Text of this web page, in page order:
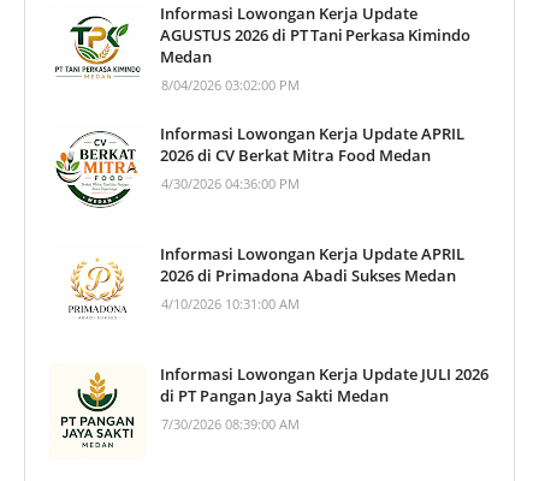
Informasi Lowongan Kerja Update
AGUSTUS 2026 di PT Tani Perkasa Kimindo
Medan
8/04/2026 03:02:00 PM
Informasi Lowongan Kerja Update APRIL
2026 di CV Berkat Mitra Food Medan
4/30/2026 04:36:00 PM
Informasi Lowongan Kerja Update APRIL
2026 di Primadona Abadi Sukses Medan
4/10/2026 10:31:00 AM
Informasi Lowongan Kerja Update JULI 2026
di PT Pangan Jaya Sakti Medan
7/30/2026 08:39:00 AM